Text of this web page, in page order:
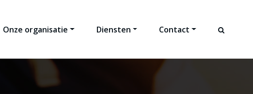
Onze organisatie Diensten Contact